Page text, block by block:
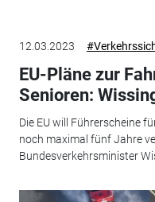
12.03.2023
EU-Pläne zur
Senioren:
Die EU will Führerscheine
noch maximal fünf Jahre
Bundesverkehrsminister